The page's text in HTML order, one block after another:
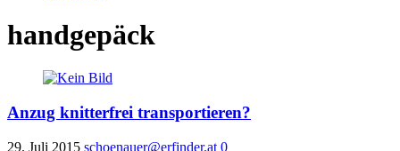
handgepäck
Anzug knitterfrei transportieren?
29. Juli 2015 schoenauer@erfinder.at 0